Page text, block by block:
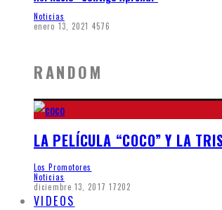
Noticias
enero 13, 2021 4576
RANDOM
LA PELÍCULA “COCO” Y LA
Los Promotores
Noticias
diciembre 13, 2017 17202
VIDEOS